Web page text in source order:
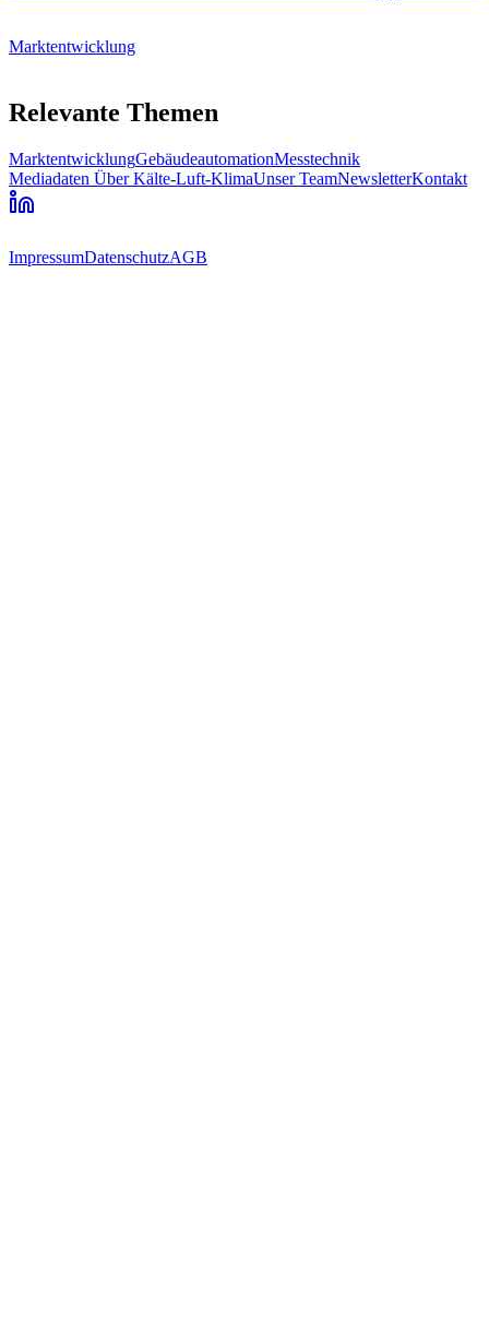
Marktentwicklung
Relevante Themen
MarktentwicklungGebäudeautomationMesstechnik
Mediadaten Über Kälte-Luft-KlimaUnser TeamNewsletterKontakt
ImpressumDatenschutzAGB